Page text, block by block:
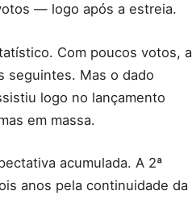
— logo após a estreia.
Com poucos votos, a
seguintes. Mas o dado
logo no lançamento
em massa.
acumulada. A 2ª
anos pela continuidade da